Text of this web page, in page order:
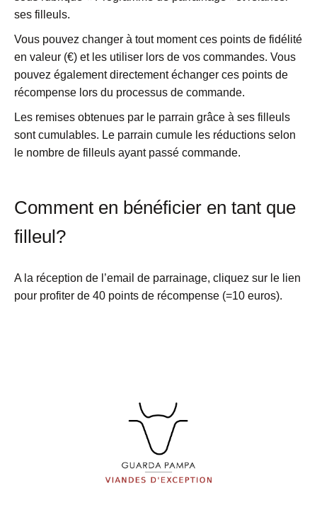
ses filleuls.
Vous pouvez changer à tout moment ces points de fidélité
en valeur (€) et les utiliser lors de vos commandes. Vous
pouvez également directement échanger ces points de
récompense lors du processus de commande.
Les remises obtenues par le parrain grâce à ses filleuls
sont cumulables. Le parrain cumule les réductions selon
le nombre de filleuls ayant passé commande.
Comment en bénéficier en tant que
filleul?
A la réception de l’email de parrainage, cliquez sur le lien
pour profiter de 40 points de récompense (=10 euros).